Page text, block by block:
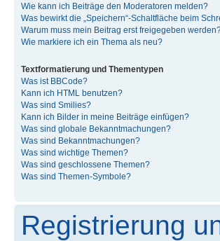
Wie kann ich Beiträge den Moderatoren melden?
Was bewirkt die „Speichern“-Schaltfläche beim
Warum muss mein Beitrag erst freigegeben
Wie markiere ich ein Thema als neu?
Textformatierung und Thementypen
Was ist BBCode?
Kann ich HTML benutzen?
Was sind Smilies?
Kann ich Bilder in meine Beiträge einfügen?
Was sind globale Bekanntmachungen?
Was sind Bekanntmachungen?
Was sind wichtige Themen?
Was sind geschlossene Themen?
Was sind Themen-Symbole?
Registrierung